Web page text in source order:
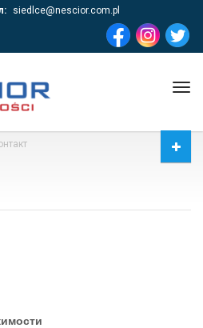
siedlce@nescior.com.pl